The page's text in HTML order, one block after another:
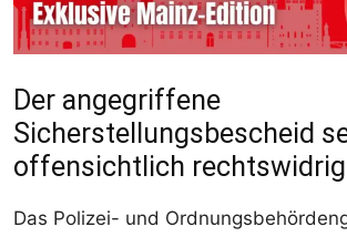
Der angegriffene
Sicherstellungsbescheid
offensichtlich rechtswidrig
Das Polizei- und